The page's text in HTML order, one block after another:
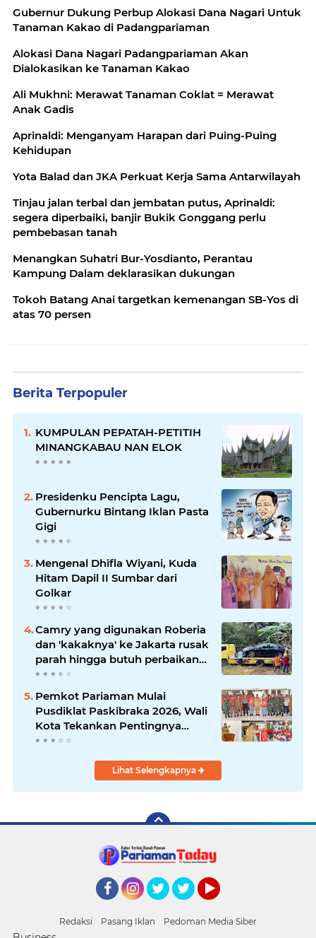
Gubernur Dukung Perbup Alokasi Dana Nagari Untuk
Tanaman Kakao di Padangpariaman
Alokasi Dana Nagari Padangpariaman Akan
Dialokasikan ke Tanaman Kakao
Ali Mukhni: Merawat Tanaman Coklat = Merawat
Anak Gadis
Aprinaldi: Menganyam Harapan dari Puing-Puing
Kehidupan
Yota Balad dan JKA Perkuat Kerja Sama Antarwilayah
Tinjau jalan terbal dan jembatan putus, Aprinaldi:
segera diperbaiki, banjir Bukik Gonggang perlu
pembebasan tanah
Menangkan Suhatri Bur-Yosdianto, Perantau
Kampung Dalam deklarasikan dukungan
Tokoh Batang Anai targetkan kemenangan SB-Yos di
atas 70 persen
Berita Terpopuler
KUMPULAN PEPATAH-PETITIH
MINANGKABAU NAN ELOK
Presidenku Pencipta Lagu,
Gubernurku Bintang Iklan Pasta
Gigi
Mengenal Dhifla Wiyani, Kuda
Hitam Dapil II Sumbar dari
Golkar
Camry yang digunakan Roberia
dan 'kakaknya' ke Jakarta rusak
parah hingga butuh perbaikan
200 juta
Pemkot Pariaman Mulai
Pusdiklat Paskibraka 2026, Wali
Kota Tekankan Pentingnya
Disiplin
Lihat Selengkapnya
Redaksi Pasang Iklan Pedoman Media Siber